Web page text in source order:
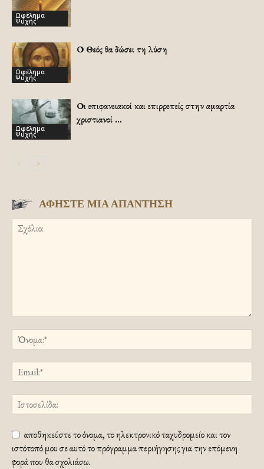
Ωφέλημα
Ψυχής
Ωφέλημα
Ψυχής
Ο Θεός θα δώσει τη λύση
Ωφέλημα
Ψυχής
Οι επιφανειακοί και επιρρεπείς στην αμαρτία
χριστιανοί …
ΑΦΗΣΤΕ ΜΙΑ ΑΠΑΝΤΗΣΗ
αποθηκεύστε το όνομα, το ηλεκτρονικό ταχυδρομείο και τον
ιστότοπό μου σε αυτό το πρόγραμμα περιήγησης για την επόμενη
φορά που θα σχολιάσω.